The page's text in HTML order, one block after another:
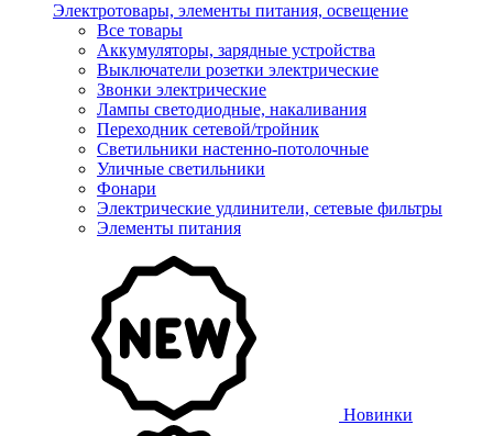
Электротовары, элементы питания, освещение
Все товары
Аккумуляторы, зарядные устройства
Выключатели розетки электрические
Звонки электрические
Лампы светодиодные, накаливания
Переходник сетевой/тройник
Светильники настенно-потолочные
Уличные светильники
Фонари
Электрические удлинители, сетевые фильтры
Элементы питания
Новинки